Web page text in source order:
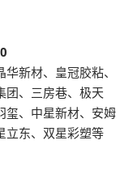
新材、皇冠胶粘、
团、三房巷、极天
玺、中星新材、安姆
立东、双星彩塑等